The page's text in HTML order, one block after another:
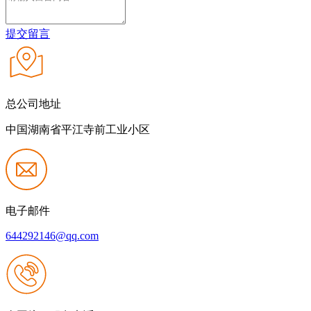
提交留言
总公司地址
中国湖南省平江寺前工业小区
电子邮件
644292146@qq.com